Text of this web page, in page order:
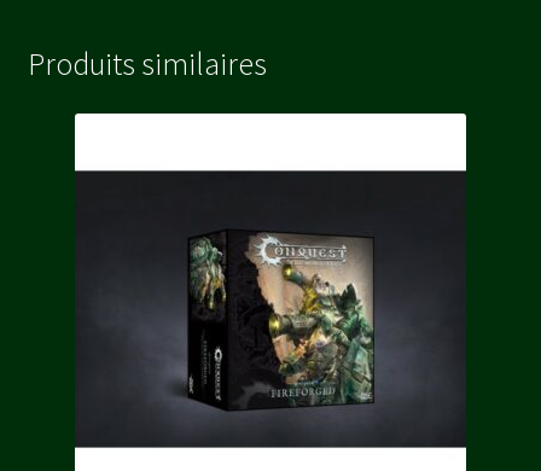
Produits similaires